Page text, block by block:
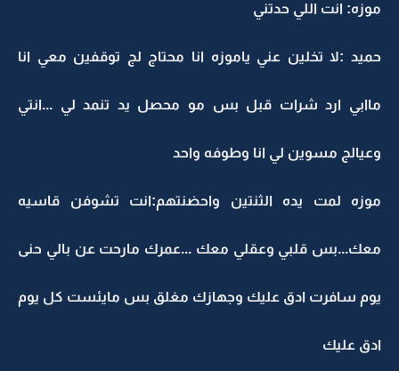
موزه: انت اللي حدتني
حميد :لا تخلين عني ياموزه انا محتاج لج توقفين معي انا
ماابي ارد شرات قبل بس مو محصل يد تنمد لي ...انتي
وعيالج مسوين لي انا وطوفه واحد
موزه لمت يده الثنتين واحضنتهم:انت تشوفن قاسيه
معك...بس قلبي وعقلي معك ...عمرك مارحت عن بالي حنى
يوم سافرت ادق عليك وجهازك مغلق بس مايئست كل يوم
ادق عليك